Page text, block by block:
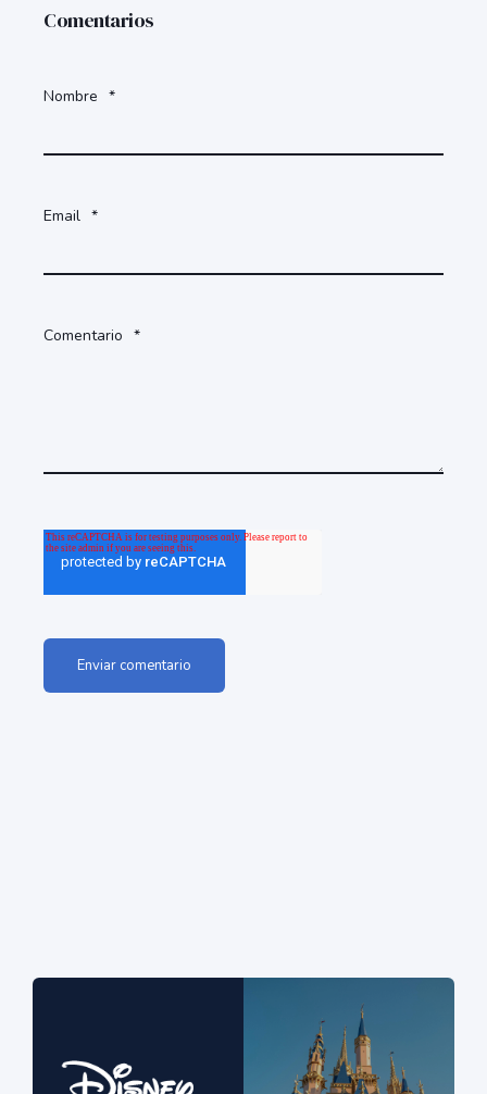
Comentarios
Nombre *
Email *
Comentario *